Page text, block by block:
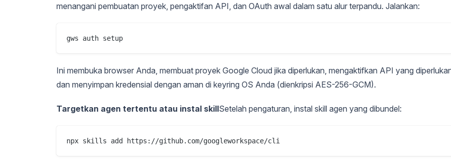
menangani pembuatan proyek, pengaktifan API, dan OAuth awal dalam satu alur terpandu. Jalankan:
gws auth setup
Ini membuka browser Anda, membuat proyek Google Cloud jika diperlukan, mengaktifkan API yang
dan menyimpan kredensial dengan aman di keyring OS Anda (dienkripsi AES-256-GCM).
Targetkan agen tertentu atau instal skillSetelah pengaturan, instal skill agen yang dibundel:
npx skills add https://github.com/googleworkspace/cli